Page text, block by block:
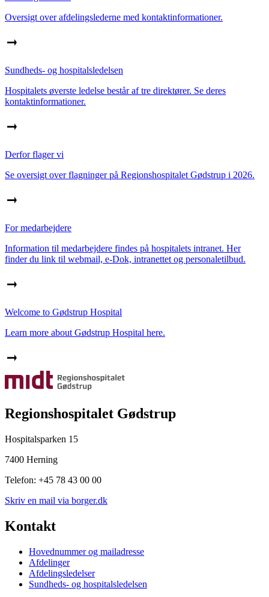
Oversigt over afdelingslederne med kontaktinformationer.
Sundheds- og hospitalsledelsen
Hospitalets øverste ledelse består af tre direktører. Se deres
kontaktinformationer.
Derfor flager vi
Se oversigt over flagninger på Regionshospitalet Gødstrup i 2026.
For medarbejdere
Information til medarbejdere findes på hospitalets intranet. Her
finder du link til webmail, e-Dok, intranettet og personaletilbud.
Welcome to Gødstrup Hospital
Learn more about Gødstrup Hospital here.
Regionshospitalet Gødstrup
Hospitalsparken 15
7400 Herning
Telefon: +45 78 43 00 00
Skriv en mail via borger.dk
Kontakt
Hovednummer og mailadresse
Afdelinger
Afdelingsledelser
Sundheds- og hospitalsledelsen